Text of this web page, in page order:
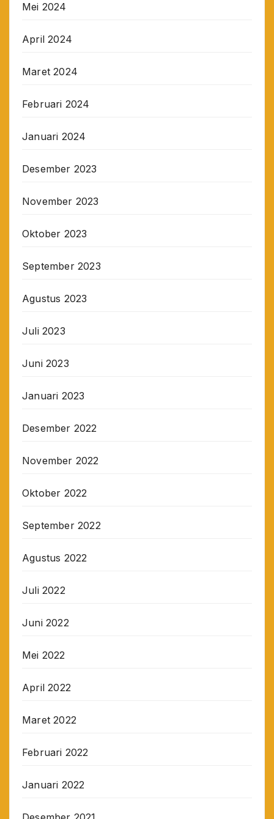
Mei 2024
April 2024
Maret 2024
Februari 2024
Januari 2024
Desember 2023
November 2023
Oktober 2023
September 2023
Agustus 2023
Juli 2023
Juni 2023
Januari 2023
Desember 2022
November 2022
Oktober 2022
September 2022
Agustus 2022
Juli 2022
Juni 2022
Mei 2022
April 2022
Maret 2022
Februari 2022
Januari 2022